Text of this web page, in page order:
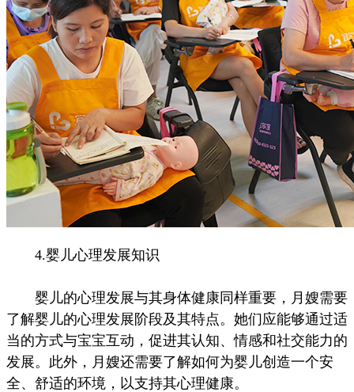
4.婴儿心理发展知识
婴儿的心理发展与其身体健康同样重要，月嫂需要
了解婴儿的心理发展阶段及其特点。她们应能够通过适
当的方式与宝宝互动，促进其认知、情感和社交能力的
发展。此外，月嫂还需要了解如何为婴儿创造一个安
全、舒适的环境，以支持其心理健康。